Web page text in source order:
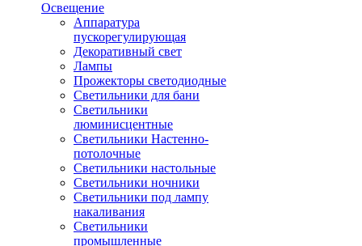
Освещение
Аппаратура
пускорегулирующая
Декоративный свет
Лампы
Прожекторы светодиодные
Светильники для бани
Светильники
люминисцентные
Светильники Настенно-
потолочные
Светильники настольные
Светильники ночники
Светильники под лампу
накаливания
Светильники
промышленные